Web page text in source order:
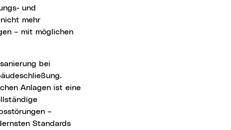
und
mehr
– mit möglichen
Anlagen ist eine
–
Standards